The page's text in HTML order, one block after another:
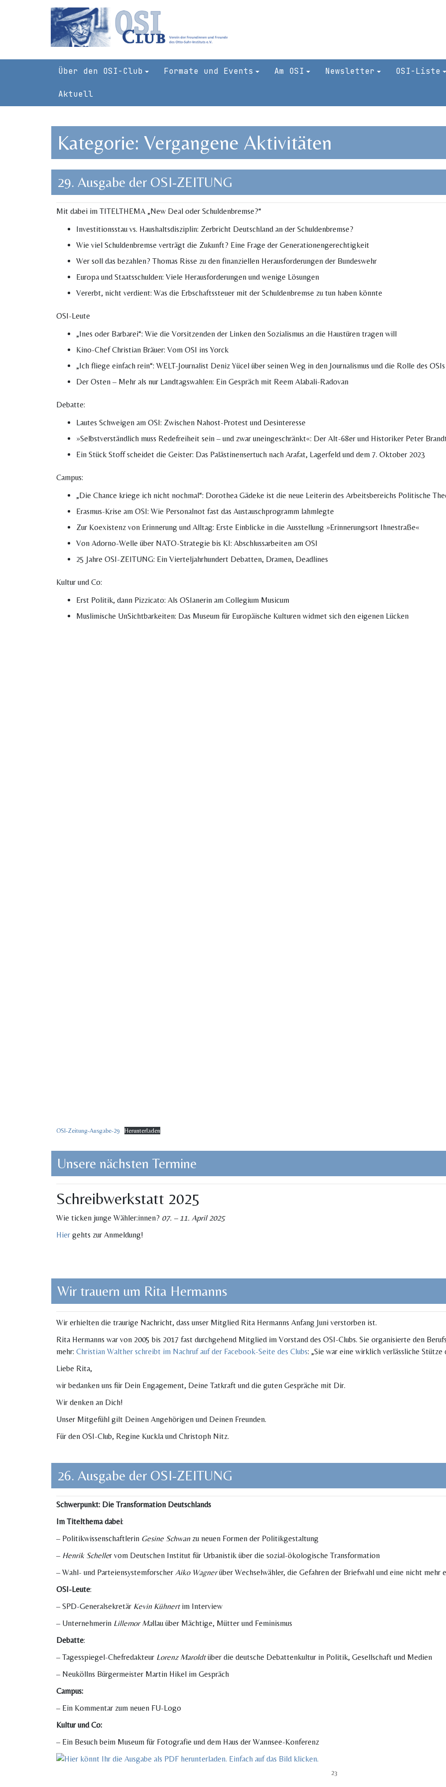
Über den OSI-Club Formate und Events Am OSI Newsletter OSI-Liste
Aktuell
Kategorie: Vergangene Aktivitäten
29. Ausgabe der OSI-ZEITUNG
Mit dabei im TITELTHEMA „New Deal oder Schuldenbremse?“
Investitionsstau vs. Haushaltsdisziplin: Zerbricht Deutschland an der Schuldenbremse?
Wie viel Schuldenbremse verträgt die Zukunft? Eine Frage der Generationengerechtigkeit
Wer soll das bezahlen? Thomas Risse zu den finanziellen Herausforderungen der Bundeswehr
Europa und Staatsschulden: Viele Herausforderungen und wenige Lösungen
Vererbt, nicht verdient: Was die Erbschaftssteuer mit der Schuldenbremse zu tun haben könnte
OSI-Leute
„Ines oder Barbarei“: Wie die Vorsitzenden der Linken den Sozialismus an die Haustüren tragen will
Kino-Chef Christian Bräuer: Vom OSI ins Yorck
„Ich fliege einfach rein“: WELT-Journalist Deniz Yücel über seinen Weg in den Journalismus und die Rolle des OSIs
Der Osten – Mehr als nur Landtagswahlen: Ein Gespräch mit Reem Alabali-Radovan
Debatte:
Lautes Schweigen am OSI: Zwischen Nahost-Protest und Desinteresse
»Selbstverständlich muss Redefreiheit sein – und zwar uneingeschränkt«: Der Alt-68er und Historiker Peter
Ein Stück Stoff scheidet die Geister: Das Palästinensertuch nach Arafat, Lagerfeld und dem 7. Oktober 2023
Campus:
„Die Chance kriege ich nicht nochmal“: Dorothea Gädeke ist die neue Leiterin des Arbeitsbereichs Politische
Erasmus-Krise am OSI: Wie Personalnot fast das Austauschprogramm lahmlegte
Zur Koexistenz von Erinnerung und Alltag: Erste Einblicke in die Ausstellung »Erinnerungsort Ihnestraße«
Von Adorno-Welle über NATO-Strategie bis KI: Abschlussarbeiten am OSI
25 Jahre OSI-ZEITUNG: Ein Vierteljahrhundert Debatten, Dramen, Deadlines
Kultur und Co:
Erst Politik, dann Pizzicato: Als OSIanerin am Collegium Musicum
Muslimische UnSichtbarkeiten: Das Museum für Europäische Kulturen widmet sich den eigenen Lücken
OSI-Zeitung-Ausgabe-29 Herunterladen
Unsere nächsten Termine
Schreibwerkstatt 2025
Wie ticken junge Wähler:innen? 07. – 11. April 2025
Hier gehts zur Anmeldung!
Wir trauern um Rita Hermanns
Wir erhielten die traurige Nachricht, dass unser Mitglied Rita Hermanns Anfang Juni verstorben ist.
Rita Hermanns war von 2005 bis 2017 fast durchgehend Mitglied im Vorstand des OSI-Clubs. Sie organisierte den
mehr: Christian Walther schreibt im Nachruf auf der Facebook-Seite des Clubs: „Sie war eine wirklich verlässliche
Liebe Rita,
wir bedanken uns für Dein Engagement, Deine Tatkraft und die guten Gespräche mit Dir.
Wir denken an Dich!
Unser Mitgefühl gilt Deinen Angehörigen und Deinen Freunden.
Für den OSI-Club, Regine Kuckla und Christoph Nitz.
26. Ausgabe der OSI-ZEITUNG
Schwerpunkt: Die Transformation Deutschlands
Im Titelthema dabei:
– Politikwissenschaftlerin Gesine Schwanzu neuen Formen der Politikgestaltung
– Henrik Scheller vom Deutschen Institut für Urbanistik über die sozial-ökologische Transformation
– Wahl- und Parteiensystemforscher Aiko Wagnerüber Wechselwähler, die Gefahren der Briefwahl und eine nicht mehr
OSI-Leute:
– SPD-Generalsekretär Kevin Kühnertim Interview
– Unternehmerin Lillemor Mallau über Mächtige, Mütter und Feminismus
Debatte:
– Tagesspiegel-Chefredakteur Lorenz Maroldtüber die deutsche Debattenkultur in Politik, Gesellschaft und Medien
– Neuköllns Bürgermeister Martin Hikel im Gespräch
Campus:
– Ein Kommentar zum neuen FU-Logo
Kultur und Co:
– Ein Besuch beim Museum für Fotografie und dem Haus der Wannsee-Konferenz
23